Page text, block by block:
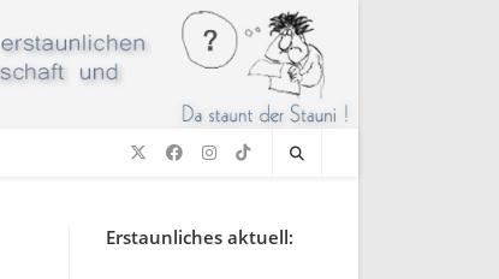
Erstaunliches aktuell: